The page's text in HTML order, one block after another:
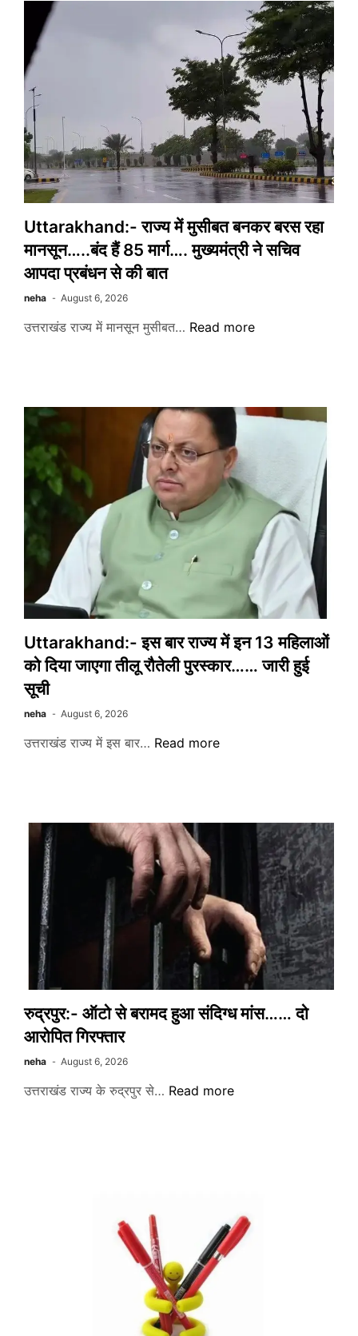
से
की
भेंट……
राज्य
में
एनसीसी
के
विस्तार
की
पहल
करेगी
सरकार
Uttarakhand:- राज्य में मुसीबत बनकर बरस रहा
मानसून…..बंद हैं 85 मार्ग…. मुख्यमंत्री ने सचिव
आपदा प्रबंधन से की बात
neha August 6, 2026
उत्तराखंड राज्य में मानसून मुसीबत… Uttarakhand:-
बनकर
बरस
रहा
मानसून…..बंद
85
मार्ग….
मुख्यमंत्री
ने
सचिव
आपदा
प्रबंधन
से
की
बात
Read more
Uttarakhand:- इस बार राज्य में इन 13 महिलाओं
को दिया जाएगा तीलू रौतेली पुरस्कार…… जारी हुई
सूची
neha August 6, 2026
उत्तराखंड राज्य में इस बार… Uttarakhand:-
में
इन
13
महिलाओं
को
दिया
जाएगा
तीलू
रौतेली
पुरस्कार……
जारी
Read more
रुद्रपुर:- ऑटो से बरामद हुआ संदिग्ध मांस…… दो
आरोपित गिरफ्तार
neha August 6, 2026
उत्तराखंड राज्य के रुद्रपुर से… रुद्रपुर:-
गिरफ्तार
Read more